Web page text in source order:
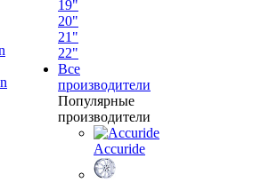
19"
20"
21"
22"
Все
производители
Популярные
производители
Accuride